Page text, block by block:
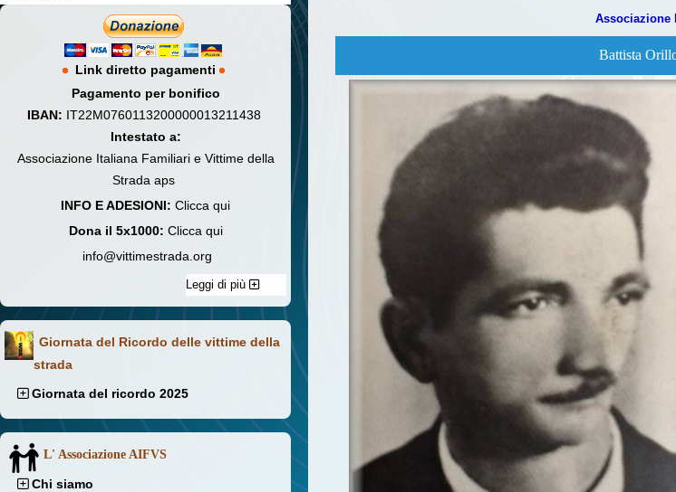
Link diretto pagamenti
Pagamento per bonifico
IBAN: IT22M0760113200000013211438
Intestato a:
Associazione Italiana Familiari e Vittime della
Strada aps
INFO E ADESIONI: Clicca qui
Dona il 5x1000: Clicca qui
info@vittimestrada.org
Leggi di più
Giornata del Ricordo delle vittime della
strada
Giornata del ricordo 2025
L' Associazione AIFVS
Chi siamo
Associazione
Battista